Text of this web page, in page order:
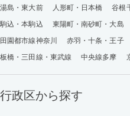
湯島・東大前
人形町・日本橋 谷根
駒込・本駒込
東陽町・南砂町・大島
田園都市線神奈川
赤羽・十条・王子
板橋・三田線・東武線
中央線多摩
行政区から探す